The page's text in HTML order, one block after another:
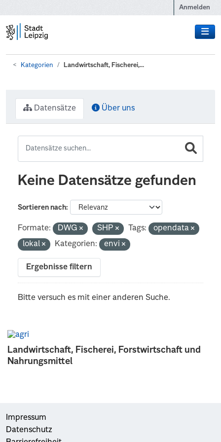
Anmelden
Kategorien Landwirtschaft, Fischerei,...
Landwirtschaft, Fischerei, Forstwirtschaft und
Nahrungsmittel
Datensätze Über uns
Keine Datensätze gefunden
Sortieren nach
Formate: DWG SHP Tags:
opendata
lokal
Kategorien: envi
Ergebnisse filtern
Bitte versuch es mit einer anderen Suche.
Impressum
Datenschutz